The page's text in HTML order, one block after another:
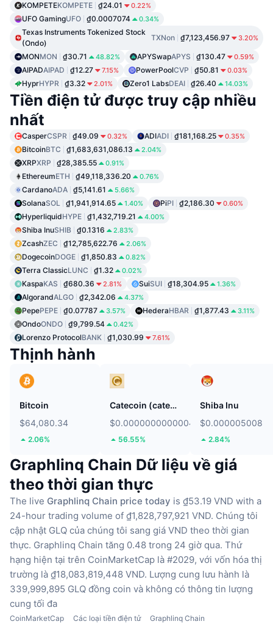
KOMPETEKOMPETE ₫24.01 0.22%
UFO GamingUFO ₫0.0007074 0.34%
Texas Instruments Tokenized Stock
(Ondo)
TXNon ₫7,123,456.97 3.20%
MONMON ₫30.71 48.82% APYSwapAPYS ₫130.47 0.59%
AIPADAIPAD ₫12.27 7.15% PowerPoolCVP ₫50.81 0.03%
HyprHYPR ₫3.32 2.01% Zero1 LabsDEAI ₫26.40 14.03%
Tiền điện tử được truy cập nhiều
nhất
CasperCSPR ₫49.09 0.32% ADIADI ₫181,168.25 0.35%
BitcoinBTC ₫1,683,631,086.13 2.04%
XRPXRP ₫28,385.55 0.91%
EthereumETH ₫49,118,336.20 0.76%
CardanoADA ₫5,141.61 5.66%
SolanaSOL ₫1,941,914.65 1.40% PiPI ₫2,186.30 0.60%
HyperliquidHYPE ₫1,432,719.21 4.00%
Shiba InuSHIB ₫0.1316 2.83%
ZcashZEC ₫12,785,622.76 2.06%
DogecoinDOGE ₫1,850.83 0.82%
Terra ClassicLUNC ₫1.32 0.02%
KaspaKAS ₫680.36 2.81% SuiSUI ₫18,304.95 1.36%
AlgorandALGO ₫2,342.06 4.37%
PepePEPE ₫0.07787 3.57% HederaHBAR ₫1,877.43 3.11%
OndoONDO ₫9,799.54 0.42%
Lorenzo ProtocolBANK ₫1,030.99 7.61%
Thịnh hành
Bitcoin
$64,080.34
2.06%
Catecoin (catecoin.shop)
$0.000000000000466
56.55%
Shiba Inu
$0.000005008
2.84%
Graphlinq Chain Dữ liệu về giá
theo thời gian thực
The live Graphlinq Chain price today is ₫53.19 VND with a
24-hour trading volume of ₫1,828,797,921 VND. Chúng tôi
cập nhật GLQ của chúng tôi sang giá VND theo thời gian
thực. Graphlinq Chain tăng 0.48 trong 24 giờ qua. Thứ
hạng hiện tại trên CoinMarketCap là #2029, với vốn hóa thị
trường là ₫18,083,819,448 VND. Lượng cung lưu hành là
339,999,895 GLQ đồng coin và không có thông tin lượng
cung tối đa
CoinMarketCap Các loại tiền điện tử Graphlinq Chain